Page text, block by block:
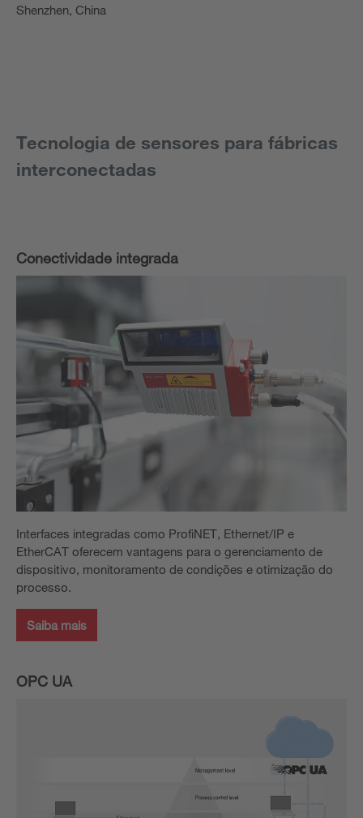
Shenzhen, China
Tecnologia de sensores para fábricas
interconectadas
Conectividade integrada
Interfaces integradas como ProfiNET, Ethernet/IP e
EtherCAT oferecem vantagens para o gerenciamento de
dispositivo, monitoramento de condições e otimização do
processo.
Saiba mais
OPC UA